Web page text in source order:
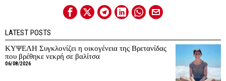
LATEST POSTS
ΚΥΨΕΛΗ Συγκλονίζει η οικογένεια της Βρετανίδας
που βρέθηκε νεκρή σε βαλίτσα
06/08/2026